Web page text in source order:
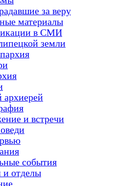
за веру
материалы
в СМИ
земли
и встречи
события
и отделы